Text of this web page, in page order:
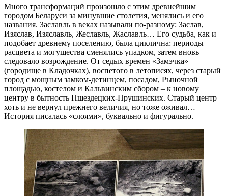
Много трансформаций произошло с этим древнейшим
городом Беларуси за минувшие столетия, менялись и его
названия. Заславль в веках называли по-разному: Заслав,
Изяслав, Изяславль, Жеславль, Жаславль… Его судьба, как и
подобает древнему поселению, была циклична: периоды
расцвета и могущества сменялись упадком, затем вновь
следовало возрождение. От седых времен «Замэчка»
(городище в Кладочках), воспетого в летописях, через старый
город с мощным замком-детинцем, посадом, Рыночной
площадью, костелом и Кальвинским сбором – к новому
центру в бытность Пшездецких-Прушинских. Старый центр
хоть и не вернул прежнего величия, но тоже оживал…
История писалась «слоями», буквально и фигурально.